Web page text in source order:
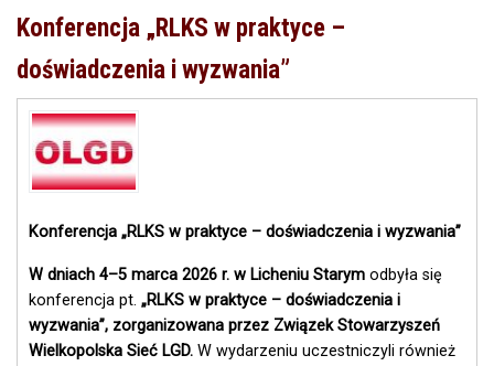
szkolenia
ramach
5/2026
(795353).
Konferencja „RLKS w praktyce –
doświadczenia i wyzwania”
Konferencja „RLKS w praktyce – doświadczenia i wyzwania”
W dniach 4–5 marca 2026 r. w Licheniu Starym odbyła się
konferencja pt. „RLKS w praktyce – doświadczenia i
wyzwania”, zorganizowana przez Związek Stowarzyszeń
Wielkopolska Sieć LGD. W wydarzeniu uczestniczyli również